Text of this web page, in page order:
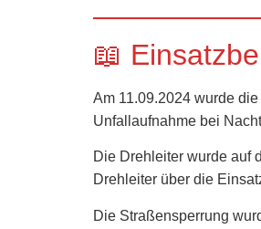
📖
Am 11.09.2024 wurde
Unfallaufnahme bei
Die Drehleiter wurde auf
Drehleiter über die
Die Straßensperrung